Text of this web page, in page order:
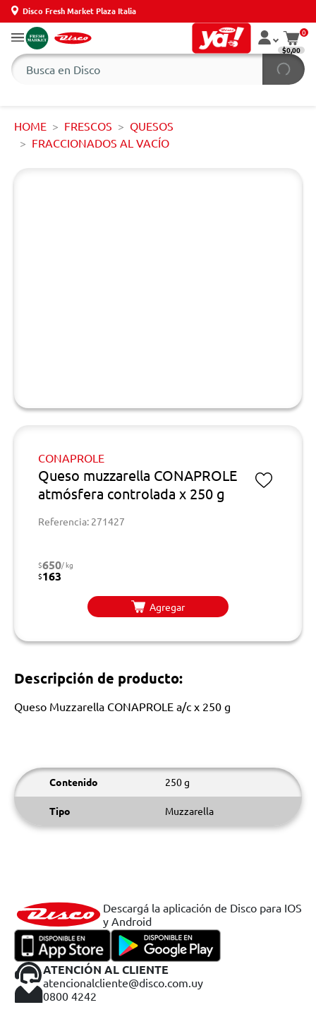
Disco Fresh Market Plaza Italia
0
$0,00
HOME FRESCOS
QUESOS
FRACCIONADOS AL VACÍO
CONAPROLE
Queso muzzarella CONAPROLE
atmósfera controlada x 250 g
Referencia: 271427
$650/ kg
$163
Agregar
Descripción de producto:
Queso Muzzarella CONAPROLE a/c x 250 g
Contenido 250 g
Tipo Muzzarella
Descargá la aplicación de Disco para IOS
y Android
ATENCIÓN AL CLIENTE
atencionalcliente@disco.com.uy
0800 4242